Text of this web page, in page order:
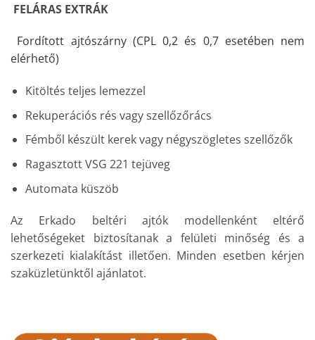
FELÁRAS EXTRÁK
Fordított ajtószárny (CPL 0,2 és 0,7 esetében nem
elérhető)
Kitöltés teljes lemezzel
Rekuperációs rés vagy szellőzőrács
Fémből készült kerek vagy négyszögletes szellőzők
Ragasztott VSG 221 tejüveg
Automata küszöb
Az Erkado beltéri ajtók modellenként eltérő
lehetőségeket biztosítanak a felületi minőség és a
szerkezeti kialakítást illetően. Minden esetben kérjen
szaküzletünktől ajánlatot.